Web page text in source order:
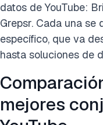
datos de YouTube:
Grepsr. Cada una
específico, que va
hasta soluciones de
mejores